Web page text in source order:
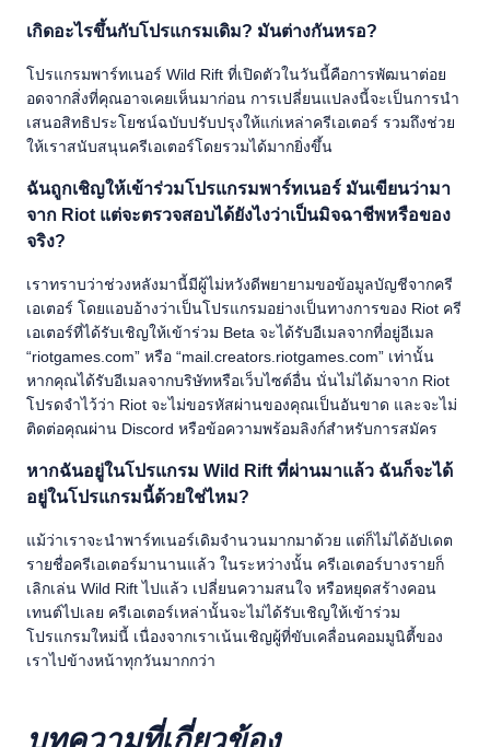
เกิดอะไรขึ้นกับโปรแกรมเดิม? มันต่างกันหรอ?
โปรแกรมพาร์ทเนอร์ Wild Rift ที่เปิดตัวในวันนี้คือการพัฒนาต่อย
อดจากสิ่งที่คุณอาจเคยเห็นมาก่อน การเปลี่ยนแปลงนี้จะเป็นการนำ
เสนอสิทธิประโยชน์ฉบับปรับปรุงให้แก่เหล่าครีเอเตอร์ รวมถึงช่วย
ให้เราสนับสนุนครีเอเตอร์โดยรวมได้มากยิ่งขึ้น
ฉันถูกเชิญให้เข้าร่วมโปรแกรมพาร์ทเนอร์ มันเขียนว่ามา
จาก Riot แต่จะตรวจสอบได้ยังไงว่าเป็นมิจฉาชีพหรือของ
จริง?
เราทราบว่าช่วงหลังมานี้มีผู้ไม่หวังดีพยายามขอข้อมูลบัญชีจากครี
เอเตอร์ โดยแอบอ้างว่าเป็นโปรแกรมอย่างเป็นทางการของ Riot ครี
เอเตอร์ที่ได้รับเชิญให้เข้าร่วม Beta จะได้รับอีเมลจากที่อยู่อีเมล
“riotgames.com” หรือ “mail.creators.riotgames.com” เท่านั้น
หากคุณได้รับอีเมลจากบริษัทหรือเว็บไซต์อื่น นั่นไม่ได้มาจาก Riot
โปรดจำไว้ว่า Riot จะไม่ขอรหัสผ่านของคุณเป็นอันขาด และจะไม่
ติดต่อคุณผ่าน Discord หรือข้อความพร้อมลิงก์สำหรับการสมัคร
หากฉันอยู่ในโปรแกรม Wild Rift ที่ผ่านมาแล้ว ฉันก็จะได้
อยู่ในโปรแกรมนี้ด้วยใช่ไหม?
แม้ว่าเราจะนำพาร์ทเนอร์เดิมจำนวนมากมาด้วย แต่ก็ไม่ได้อัปเดต
รายชื่อครีเอเตอร์มานานแล้ว ในระหว่างนั้น ครีเอเตอร์บางรายก็
เลิกเล่น Wild Rift ไปแล้ว เปลี่ยนความสนใจ หรือหยุดสร้างคอน
เทนต์ไปเลย ครีเอเตอร์เหล่านั้นจะไม่ได้รับเชิญให้เข้าร่วม
โปรแกรมใหม่นี้ เนื่องจากเราเน้นเชิญผู้ที่ขับเคลื่อนคอมมูนิตี้ของ
เราไปข้างหน้าทุกวันมากกว่า
บทความที่เกี่ยวข้อง